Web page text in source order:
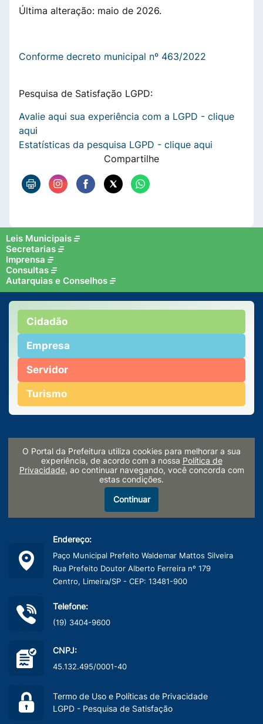
Última alteração: maio de 2026.
Conforme decreto municipal nº 463/2022
Pesquisa de Satisfação LGPD:
Avalie aqui sua experiência com a LGPD - clique
aqui
Estatísticas da pesquisa LGPD - clique aqui
Compartilhe
Leis Municipais
Secretarias
Imprensa
Consultas
Autarquias e Conselhos
Cidadão
Empresa
Servidor
Turismo
Endereço:
Paço Municipal Prefeito Waldemar Mattos Silveira
Rua Prefeito Doutor Alberto Ferreira nº 179
Centro, Limeira/SP - CEP: 13481-900
Telefone:
(19) 3404-9600
CNPJ:
45.132.495/0001-40
Termo de Uso e Políticas de Privacidade
LGPD - Pesquisa de Satisfação
O Portal da Prefeitura utiliza cookies para melhorar a sua
experiência, de acordo com a nossa Política de
Privacidade, ao continuar navegando, você concorda com
estas condições.
Continuar